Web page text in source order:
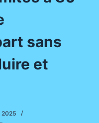
sans
et
2025